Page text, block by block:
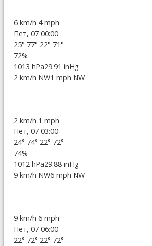
6 km/h 4 mph
Пет, 07 00:00
25° 77° 22° 71°
72%
1013 hPa29.91 inHg
2 km/h NW1 mph NW
2 km/h 1 mph
Пет, 07 03:00
24° 74° 22° 72°
74%
1012 hPa29.88 inHg
9 km/h NW6 mph NW
9 km/h 6 mph
Пет, 07 06:00
22° 72° 22° 72°